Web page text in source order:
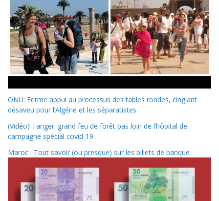
ONU: Ferme appui au processus des tables rondes, cinglant
désaveu pour l’Algérie et les séparatistes
(Vidéo) Tanger: grand feu de forêt pas loin de l’hôpital de
campagne spécial covid-19
Maroc : Tout savoir (ou presque) sur les billets de banque